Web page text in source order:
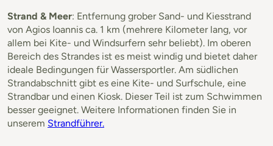
Strand & Meer: Entfernung grober Sand- und Kiesstrand
von Agios Ioannis ca. 1 km (mehrere Kilometer lang, vor
allem bei Kite- und Windsurfern sehr beliebt). Im oberen
Bereich des Strandes ist es meist windig und bietet daher
ideale Bedingungen für Wassersportler. Am südlichen
Strandabschnitt gibt es eine Kite- und Surfschule, eine
Strandbar und einen Kiosk. Dieser Teil ist zum Schwimmen
besser geeignet. Weitere Informationen finden Sie in
unserem Strandführer.